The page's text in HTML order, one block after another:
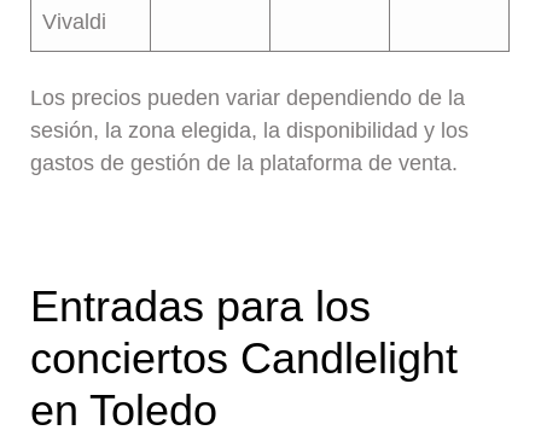
Vivaldi
Los precios pueden variar dependiendo de la
sesión, la zona elegida, la disponibilidad y los
gastos de gestión de la plataforma de venta.
Entradas para los
conciertos Candlelight
en Toledo